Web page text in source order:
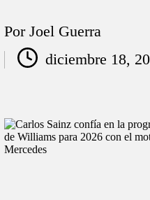
Publicado
por
Por Joel Guerra
diciembre 18,